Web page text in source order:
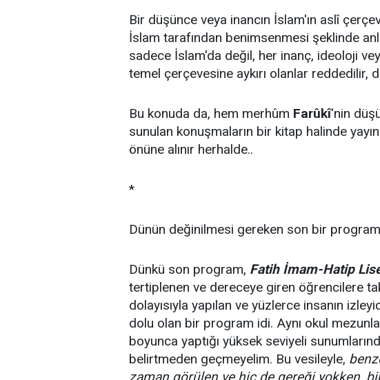
Bir düşünce veya inancın İslam'ın aslî
İslam tarafından benimsenmesi şeklinde
sadece İslam'da değil, her inanç, ideoloji
temel çerçevesine aykırı olanlar reddedilir,
Bu konuda da, hem merhûm Farûkî'nin
sunulan konuşmaların bir kitap halinde
önüne alınır herhalde..
*
Dünün değinilmesi gereken son bir
Dünkü son program, Fatih İmam-Hatip
tertiplenen ve dereceye giren öğrencilere
dolayısıyla yapılan ve yüzlerce insanın
dolu olan bir program idi. Aynı okul
boyunca yaptığı yüksek seviyeli
belirtmeden geçmeyelim. Bu vesileyle,